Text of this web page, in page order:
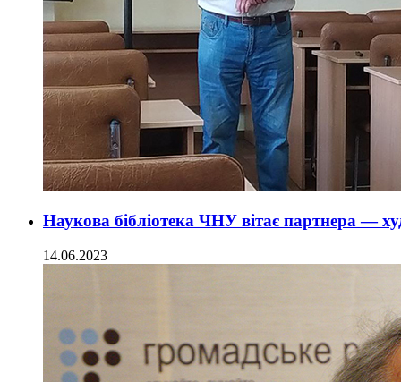
Наукова бібліотека ЧНУ вітає партнера —
14.06.2023